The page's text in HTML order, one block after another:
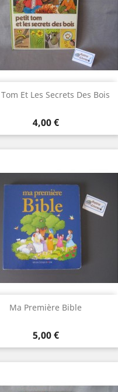
Et Les Secrets Des Bois
Prix
4,00 €
Ma Première Bible
Prix
5,00 €